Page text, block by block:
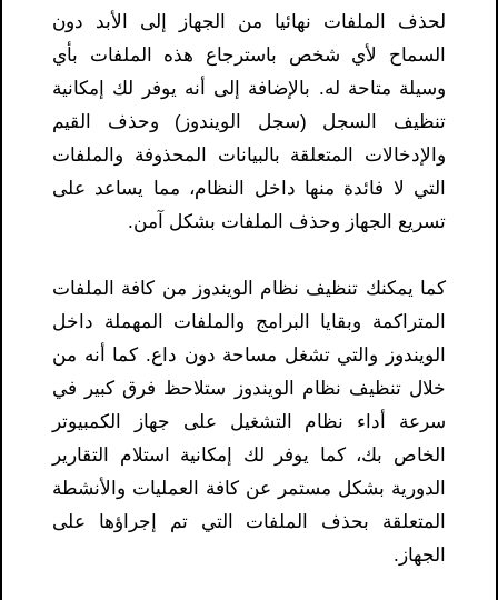
لحذف الملفات نهائيا من الجهاز إلى الأبد دون
السماح لأي شخص باسترجاع هذه الملفات بأي
وسيلة متاحة له. بالإضافة إلى أنه يوفر لك إمكانية
تنظيف السجل (سجل الويندوز) وحذف القيم
والإدخالات المتعلقة بالبيانات المحذوفة والملفات
التي لا فائدة منها داخل النظام، مما يساعد على
تسريع الجهاز وحذف الملفات بشكل آمن.
كما يمكنك تنظيف نظام الويندوز من كافة الملفات
المتراكمة وبقايا البرامج والملفات المهملة داخل
الويندوز والتي تشغل مساحة دون داع. كما أنه من
خلال تنظيف نظام الويندوز ستلاحظ فرق كبير في
سرعة أداء نظام التشغيل على جهاز الكمبيوتر
الخاص بك، كما يوفر لك إمكانية استلام التقارير
الدورية بشكل مستمر عن كافة العمليات والأنشطة
المتعلقة بحذف الملفات التي تم إجراؤها على
الجهاز.